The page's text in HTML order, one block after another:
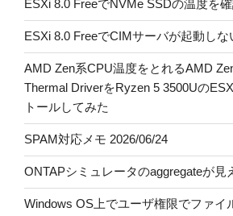
ESXi 8.0 FreeでNVMe SSDの温度を
ESXi 8.0 FreeでCIMサーバが起動しな
AMD Zen系CPU温度をとれるAMD
Thermal DriverをRyzen 5 3500Uの
トールしてみた
SPAM対応メモ 2026/06/24
ONTAPシミュレータのaggregateが見
Windows OS上でユーザ権限でファイ